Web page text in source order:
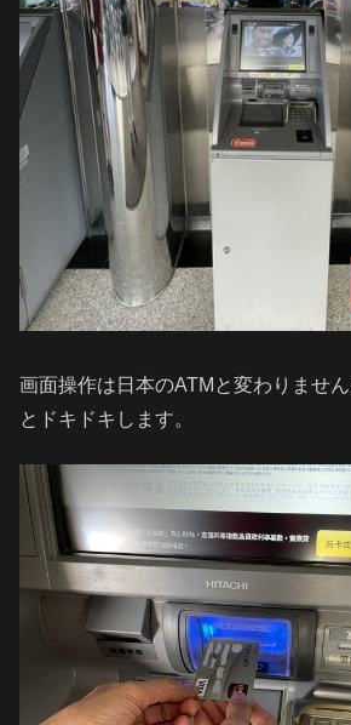
画面操作は日本のATMと変わりませ
とドキドキします。